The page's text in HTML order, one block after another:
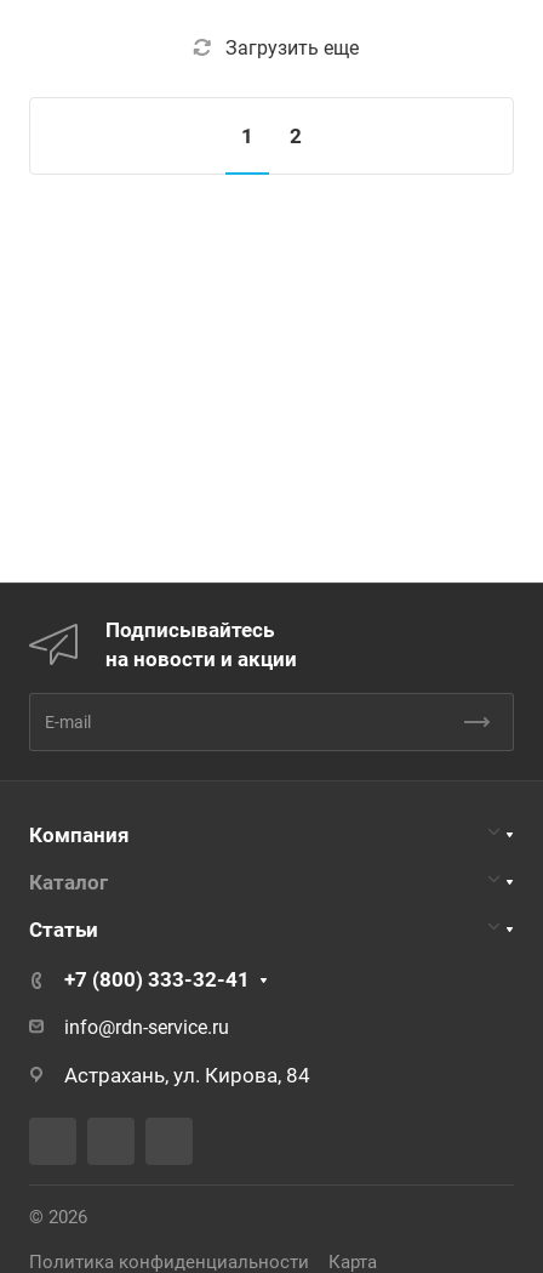
Загрузить еще
1 2
Подписывайтесь
на новости и акции
Компания
Каталог
Статьи
+7 (800) 333-32-41
info@rdn-service.ru
Астрахань, ул. Кирова, 84
© 2026
Политика конфиденциальности Карта